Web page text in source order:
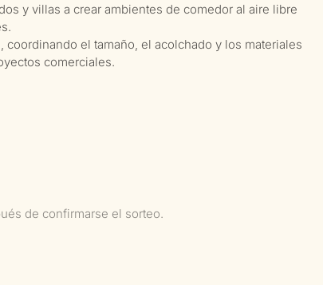
y villas a crear ambientes de comedor al aire libre
el tamaño, el acolchado y los materiales
comerciales.
de confirmarse el sorteo.